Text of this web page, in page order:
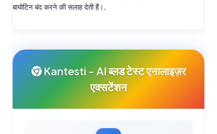
बायोटिन बंद करने की सलाह देती हैं।.
Kantesti - AI ब्लड टेस्ट एनालाइज़र
एक्सटेंशन